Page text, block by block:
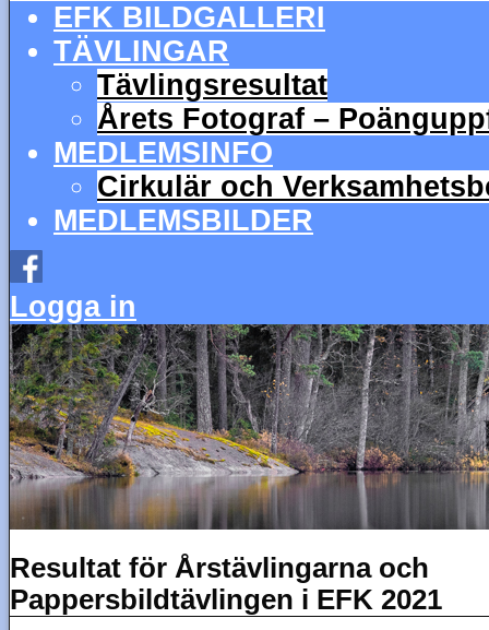
EFK BILDGALLERI
TÄVLINGAR
Tävlingsresultat
Årets Fotograf –
MEDLEMSINFO
Cirkulär och
MEDLEMSBILDER
Logga in
Resultat för Årstävlingarna och
Pappersbildtävlingen i EFK 2021